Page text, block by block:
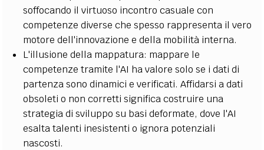
soffocando il virtuoso incontro casuale con
competenze diverse che spesso rappresenta il vero
motore dell'innovazione e della mobilità interna.
L'illusione della mappatura: mappare le
competenze tramite l'AI ha valore solo se i dati di
partenza sono dinamici e verificati. Affidarsi a dati
obsoleti o non corretti significa costruire una
strategia di sviluppo su basi deformate, dove l'AI
esalta talenti inesistenti o ignora potenziali
nascosti.